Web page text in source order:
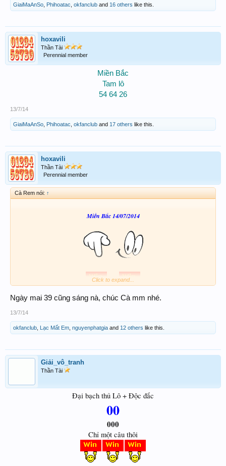
GiaiMaAnSo Phihoatac okfanclub and 16 others like this.
hoxavili
Thần Tài
Perennial member
Miền Bắc
Tam lô
54 64 26​
13/7/14
GiaiMaAnSo Phihoatac okfanclub and 17 others like this.
hoxavili
Thần Tài
Perennial member
Cà Rem nói: ↑
Miền Bắc 14/07/2014
39
Chúc anh chị em www.xosothantai.com big win !!!
Click to expand...
Ngày mai 39 cũng sáng nà, chúc Cà mm nhé.
13/7/14
okfanclub Lạc Mất Em nguyenphatgia and 12 others like this.
Giải_vô_tranh
Thần Tài
Đại bạch thủ Lô + Độc đắc
00
000
Chỉ một câu thôi